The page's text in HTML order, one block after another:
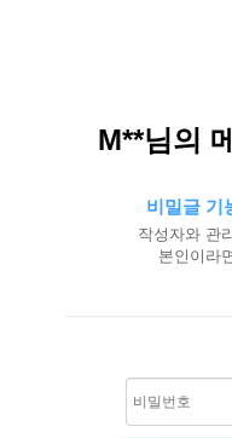
M**님의
비밀글 기
작성자와 관
본인이라